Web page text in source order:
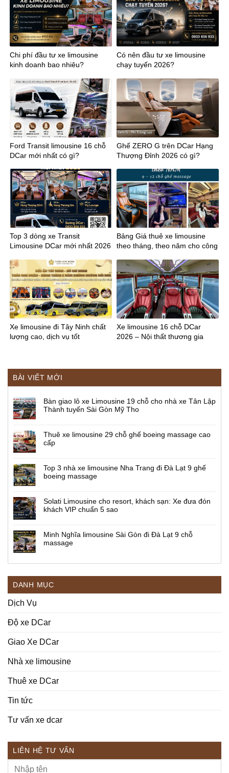
BÀI VIẾT MỚI
Bàn giao lô xe Limousine 19 chỗ cho nhà xe Tân Lập
Thành tuyến Sài Gòn Mỹ Tho
Thuê xe limousine 29 chỗ ghế boeing massage cao
cấp
Top 3 nhà xe limousine Nha Trang đi Đà Lạt 9 ghế
boeing massage
Solati Limousine cho resort, khách sạn: Xe đưa đón
khách VIP chuẩn 5 sao
Minh Nghĩa limousine Sài Gòn đi Đà Lạt 9 chỗ
massage
DANH MỤC
Dịch Vụ
Độ xe DCar
Giao Xe DCar
Nhà xe limousine
Thuê xe DCar
Tin tức
Tư vấn xe dcar
LIÊN HỆ TƯ VẤN
Chi phí đầu tư xe limousine
kinh doanh bao nhiêu?
Có nên đầu tư xe limousine
chạy tuyến 2026?
Ford Transit limousine 16 chỗ
DCar mới nhất có gì?
Ghế ZERO G trên DCar Hạng
Thượng Đỉnh 2026 có gì?
Top 3 dòng xe Transit
Limousine DCar mới nhất 2026
Bảng Giá thuê xe limousine
theo tháng, theo năm cho công
Xe limousine đi Tây Ninh chất
lượng cao, dịch vụ tốt
Xe limousine 16 chỗ DCar
2026 – Nội thất thương gia